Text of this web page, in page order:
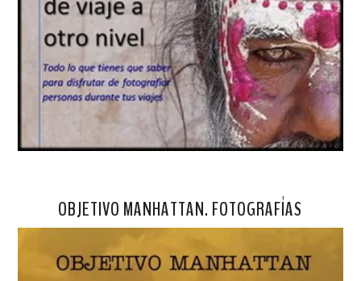
OBJETIVO MANHATTAN. FOTOGRAFÍAS